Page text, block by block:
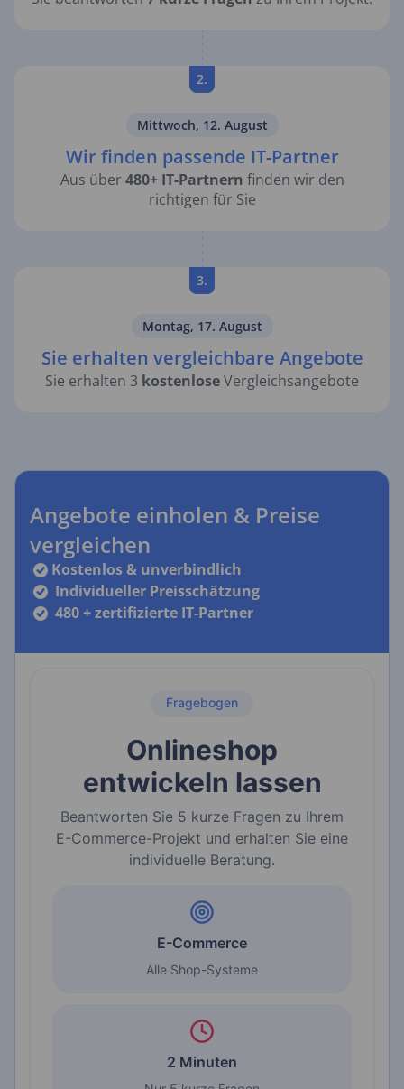
2.
Mittwoch, 12. August
Wir finden passende IT-Partner
Aus über 480+ IT-Partnern finden wir den
richtigen für Sie
3.
Montag, 17. August
Sie erhalten vergleichbare Angebote
Sie erhalten 3 kostenloseVergleichsangebote
Angebote einholen & Preise
vergleichen
Kostenlos & unverbindlich
Individueller Preisschätzung
480 + zertifizierte IT-Partner